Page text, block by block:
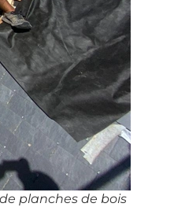
planches de bois